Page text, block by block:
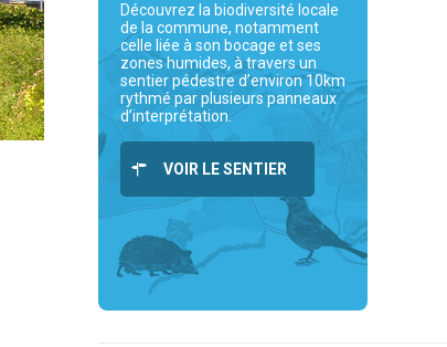
Découvrez la biodiversité locale
de la commune, notamment
celle liée à son bocage et ses
zones humides, à travers un
sentier pédestre d’environ 10km
rythmé par plusieurs panneaux
d’interprétation.
VOIR LE SENTIER